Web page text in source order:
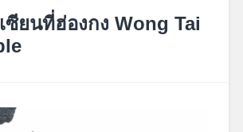
ซียนที่ฮ่องกง Wong Tai